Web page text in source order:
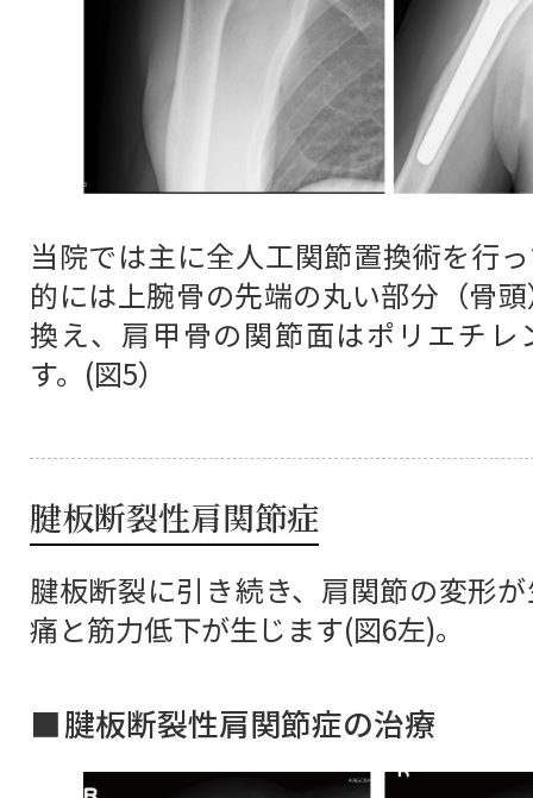
当院では主に全人工関節置換術を行
的には上腕骨の先端の丸い部分（骨
換え、肩甲骨の関節面はポリエチレ
す。(図5）
腱板断裂性肩関節症
腱板断裂に引き続き、肩関節の変形
痛と筋力低下が生じます(図6左)。
腱板断裂性肩関節症の治療